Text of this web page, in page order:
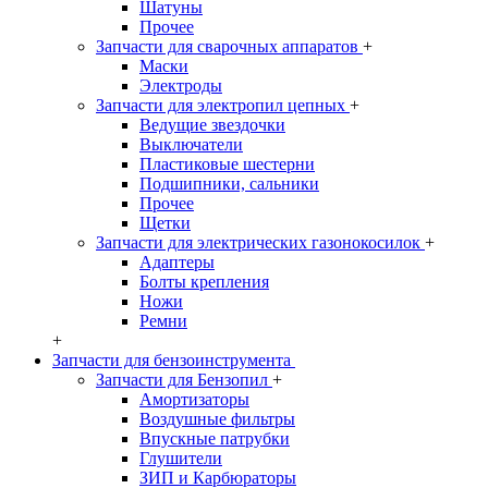
Шатуны
Прочее
Запчасти для сварочных аппаратов +
Маски
Электроды
Запчасти для электропил цепных +
Ведущие звездочки
Выключатели
Пластиковые шестерни
Подшипники, сальники
Прочее
Щетки
Запчасти для электрических газонокосилок +
Адаптеры
Болты крепления
Ножи
Ремни
+
Запчасти для бензоинструмента
Запчасти для Бензопил +
Амортизаторы
Воздушные фильтры
Впускные патрубки
Глушители
ЗИП и Карбюраторы